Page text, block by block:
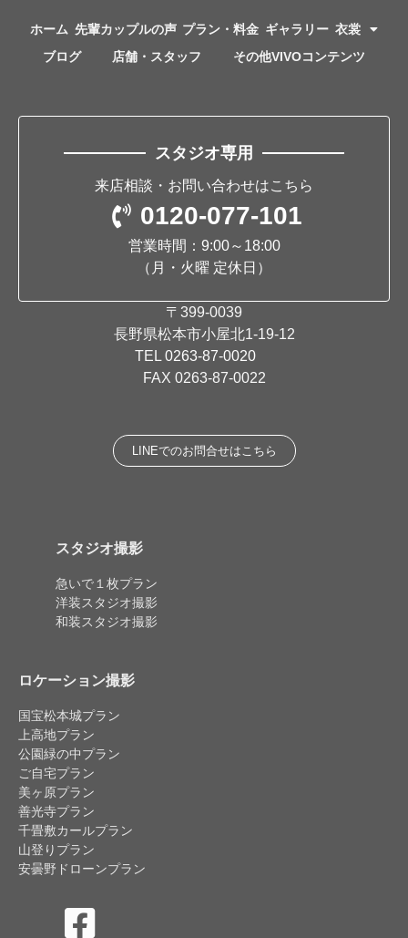
ホーム 先輩カップルの声 プラン・料金 ギャラリー 衣裳
ブログ
店舗・スタッフ その他VIVOコンテンツ
スタジオ専用
来店相談・お問い合わせはこちら
0120-077-101
営業時間：9:00～18:00
（月・火曜 定休日）
〒399-0039
長野県松本市小屋北1-19-12
TEL 0263-87-0020
FAX 0263-87-0022
LINEでのお問合せはこちら
スタジオ撮影
急いで１枚プラン
洋装スタジオ撮影
和装スタジオ撮影
ロケーション撮影
国宝松本城プラン
上高地プラン
公園緑の中プラン
ご自宅プラン
美ヶ原プラン
善光寺プラン
千畳敷カールプラン
山登りプラン
安曇野ドローンプラン